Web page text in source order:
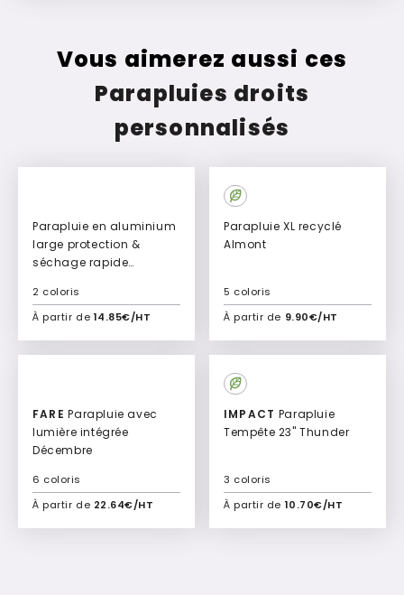
Vous aimerez aussi ces
Parapluies droits
personnalisés
Parapluie en aluminium
large protection &
séchage rapide
À partir de 14.85€/HT
2 coloris
Ajouter à mon devis
Parapluie XL recyclé
Almont
À partir de 9.90€/HT
5 coloris
Ajouter à mon devis
FARE Parapluie avec
lumière intégrée
Décembre
À partir de 22.64€/HT
6 coloris
Ajouter à mon devis
Culte
IMPACT
Tempête 23" Thunder
À partir de 10.70€/HT
3 coloris
Ajouter à mon devis